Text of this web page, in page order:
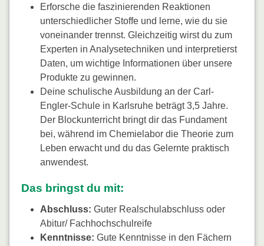
Erforsche die faszinierenden Reaktionen
unterschiedlicher Stoffe und lerne, wie du sie
voneinander trennst. Gleichzeitig wirst du zum
Experten in Analysetechniken und interpretierst
Daten, um wichtige Informationen über unsere
Produkte zu gewinnen.
Deine schulische Ausbildung an der Carl-
Engler-Schule in Karlsruhe beträgt 3,5 Jahre.
Der Blockunterricht bringt dir das Fundament
bei, während im Chemielabor die Theorie zum
Leben erwacht und du das Gelernte praktisch
anwendest.
Das bringst du mit:
Abschluss: Guter Realschulabschluss oder
Abitur/ Fachhochschulreife
Kenntnisse: Gute Kenntnisse in den Fächern